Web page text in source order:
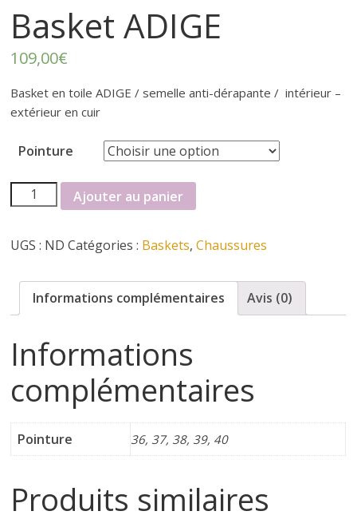
t
e
r
f
m
i
n
i
n
e
Basket ADIGE
109,00€
Basket en toile ADIGE / semelle anti-dérapante / intérieur –
extérieur en cuir
Pointure
quantité
de
ADIGE
Ajouter au panier
UGS : ND Catégories : Baskets,Chaussures
Informations complémentaires Avis (0)
Informations
complémentaires
Pointure 36, 37, 38, 39, 40
Produits similaires